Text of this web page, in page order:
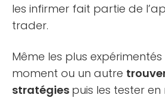
les infirmer fait partie de
trader.
Même les plus
moment ou un autre
stratégies puis les tester